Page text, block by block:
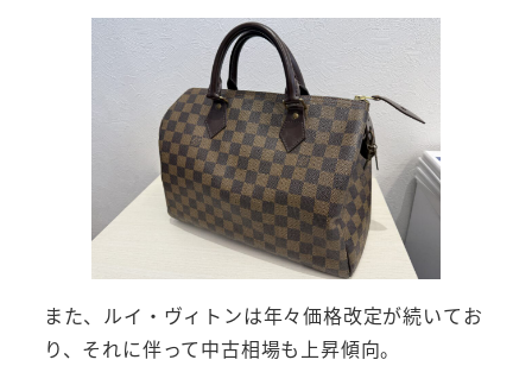
また、ルイ・ヴィトンは年々価格改定が続いてお
り、それに伴って中古相場も上昇傾向。